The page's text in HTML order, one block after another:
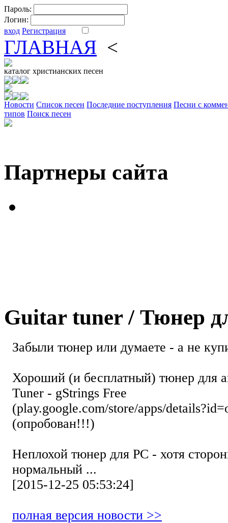
Пароль:
Логин:
вход Регистрация
ГЛАВНАЯ <
каталог христианских песен
Новости Cписок песен Последние поступления Песни с
типов Поиск песен
Партнеры сайта
Guitar tuner / Тюнер
Забыли тюнер или думаете - а не
Хороший (и бесплатный) тюнер для
Tuner - gStrings Free
(play.google.com/store/apps/
(опробован!!!)
Неплохой тюнер для РС - хотя
нормальный ...
[2015-12-25 05:53:24]
полная версия новости >>